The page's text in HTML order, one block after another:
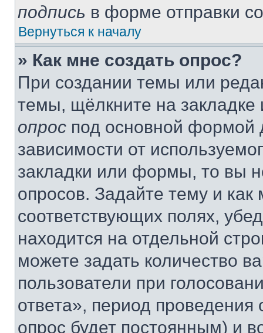
подпись в форме отправки
Вернуться к началу
» Как мне создать опрос?
При создании темы или
темы, щёлкните на
опрос под основной формой
зависимости от
закладки или формы, то вы
опросов. Задайте тему и
соответствующих полях,
находится на отдельной
можете задать количество
пользователи при
ответа», период проведения
опрос будет постоянным) и